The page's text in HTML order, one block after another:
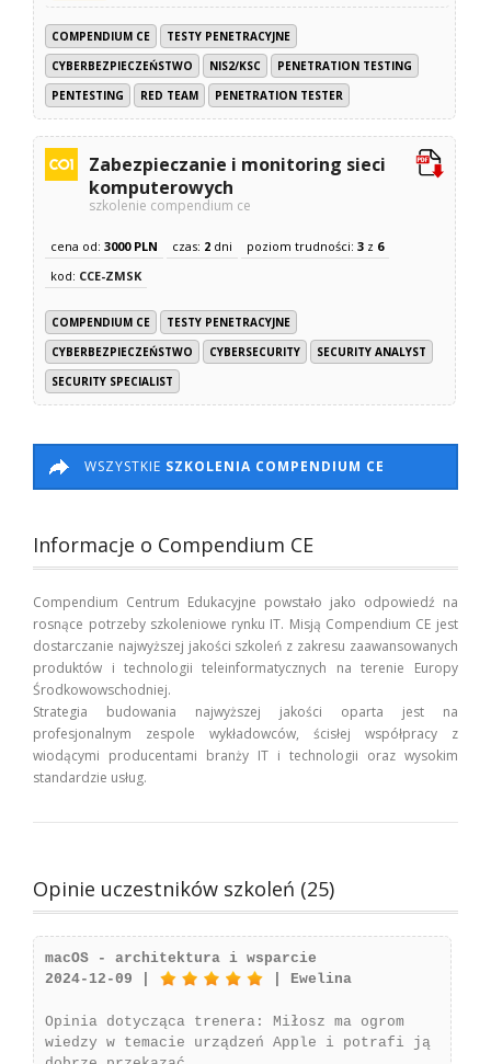
COMPENDIUM CE
TESTY PENETRACYJNE
CYBERBEZPIECZEŃSTWO
NIS2/KSC
PENETRATION TESTING
PENTESTING
RED TEAM PENETRATION TESTER
Zabezpieczanie i monitoring sieci
komputerowych
szkolenie compendium ce
cena od:3000 PLN czas: 2 dni poziom trudności:3 z 6
kod: CCE-ZMSK
COMPENDIUM CE
TESTY PENETRACYJNE
CYBERBEZPIECZEŃSTWO
CYBERSECURITY
SECURITY ANALYST
SECURITY SPECIALIST
WSZYSTKIE SZKOLENIA COMPENDIUM CE
Informacje o Compendium CE
Compendium Centrum Edukacyjne powstało jako odpowiedź na
rosnące potrzeby szkoleniowe rynku IT. Misją Compendium CE jest
dostarczanie najwyższej jakości szkoleń z zakresu zaawansowanych
produktów i technologii teleinformatycznych na terenie Europy
Środkowowschodniej.
Strategia budowania najwyższej jakości oparta jest na
profesjonalnym zespole wykładowców, ścisłej współpracy z
wiodącymi producentami branży IT i technologii oraz wysokim
standardzie usług.
Opinie uczestników szkoleń (25)
macOS - architektura i wsparcie
2024-12-09 |
| Ewelina
Opinia dotycząca trenera: Miłosz ma ogrom
wiedzy w temacie urządzeń Apple i potrafi ją